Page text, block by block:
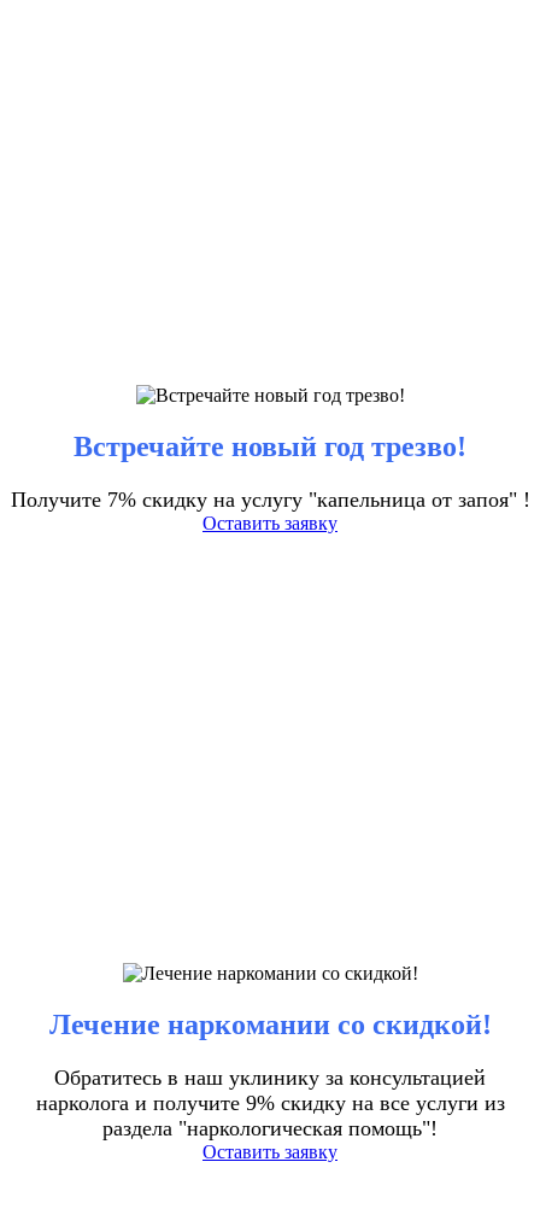
Встречайте новый год трезво!
Получите 7% скидку на услугу "капельница от запоя" !
Оставить заявку
Лечение наркомании со скидкой!
Обратитесь в наш уклинику за консультацией
нарколога и получите 9% скидку на все услуги из
раздела "наркологическая помощь"!
Оставить заявку